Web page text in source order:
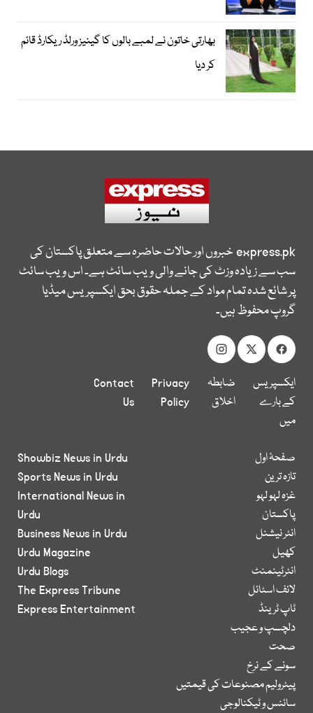
بھارتی خاتون نے لمبے بالوں کا گینیز ورلڈ ریکارڈ قائم
کر دیا
express.pkخبروں اور حالات حاضرہ سے متعلق پاکستان کی
سب سے زیادہ وزٹ کی جانے والی ویب سائٹ ہے۔ اس ویب سائٹ
پر شائع شدہ تمام مواد کے جملہ حقوق بحق ایکسپریس میڈیا
گروپ محفوظ ہیں۔
ایکسپریس
کے بارے
میں
ضابطہ
اخلاق
Privacy
Policy
Contact
Us
صفحۂ اول
تازہ ترین
غزہ لہو لہو
پاکستان
انٹر نیشنل
کھیل
انٹرٹینمنٹ
لائف اسٹائل
ٹاپ ٹرینڈ
دلچسپ و عجیب
صحت
سونے کے نرخ
پیٹرولیم مصنوعات کی قیمتیں
سائنس و ٹیکنالوجی
Showbiz News in Urdu
Sports News in Urdu
International News in
Urdu
Business News in Urdu
Urdu Magazine
Urdu Blogs
The Express Tribune
Express Entertainment